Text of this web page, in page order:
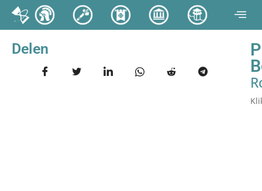
Delen